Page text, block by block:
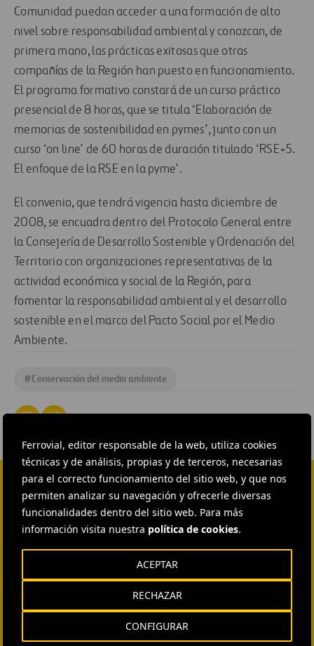
Ferrovial, editor responsable de la web, utiliza cookies
técnicas y de análisis, propias y de terceros, necesarias
para el correcto funcionamiento del sitio web, y que nos
permiten analizar su navegación y ofrecerle diversas
funcionalidades dentro del sitio web. Para más
información visita nuestra política de cookies.
CONFIGURAR
RECHAZAR
ACEPTAR
Comunidad puedan acceder a una formación de alto
nivel sobre responsabilidad ambiental y conozcan, de
primera mano, las prácticas exitosas que otras
compañías de la Región han puesto en funcionamiento.
El programa formativo constará de un curso práctico
presencial de 8 horas, que se titula ‘Elaboración de
memorias de sostenibilidad en pymes’, junto con un
curso ‘on line’ de 60 horas de duración titulado ‘RSE+5.
El enfoque de la RSE en la pyme’.
El convenio, que tendrá vigencia hasta diciembre de
2008, se encuadra dentro del Protocolo General entre
la Consejería de Desarrollo Sostenible y Ordenación del
Territorio con organizaciones representativas de la
actividad económica y social de la Región, para
fomentar la responsabilidad ambiental y el desarrollo
sostenible en el marco del Pacto Social por el Medio
Ambiente.
#Conservación del medio ambiente
CONTACTA CON NOSOTROS
HEAD OF EXTERNAL
COMMUNICATION AND
INSTITUTIONAL RELATIONS
Ana García Ruiz
Isabel Muñoz Torres